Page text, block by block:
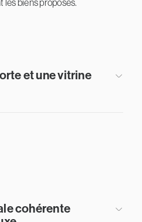
les biens proposés.
et une vitrine
cohérente